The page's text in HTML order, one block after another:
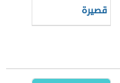
قصيرة